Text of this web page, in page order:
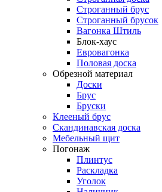
Строганный брус
Строганный брусок
Вагонка Штиль
Блок-хаус
Евровагонка
Половая доска
Обрезной материал
Доски
Брус
Бруски
Клееный брус
Скандинавская доска
Мебельный щит
Погонаж
Плинтус
Раскладка
Уголок